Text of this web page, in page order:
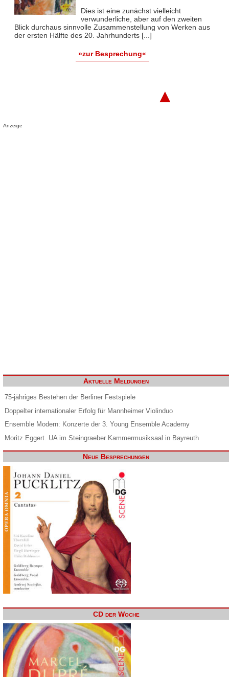
Dies ist eine zunächst vielleicht
verwunderliche, aber auf den zweiten
Blick durchaus sinnvolle Zusammenstellung von Werken aus
der ersten Hälfte des 20. Jahrhunderts [...]
»zur Besprechung«
▲
Anzeige
Aktuelle Meldungen
75-jähriges Bestehen der Berliner Festspiele
Doppelter internationaler Erfolg für Mannheimer Violinduo
Ensemble Modern: Konzerte der 3. Young Ensemble Academy
Moritz Eggert. UA im Steingraeber Kammermusiksaal in Bayreuth
Neue Besprechungen
CD der Woche